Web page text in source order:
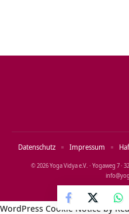
© 2026 Yoga Vidya e.V. · Yogaweg 7 ·
Datenschutz Impressum
WordPress Cookie Notice by